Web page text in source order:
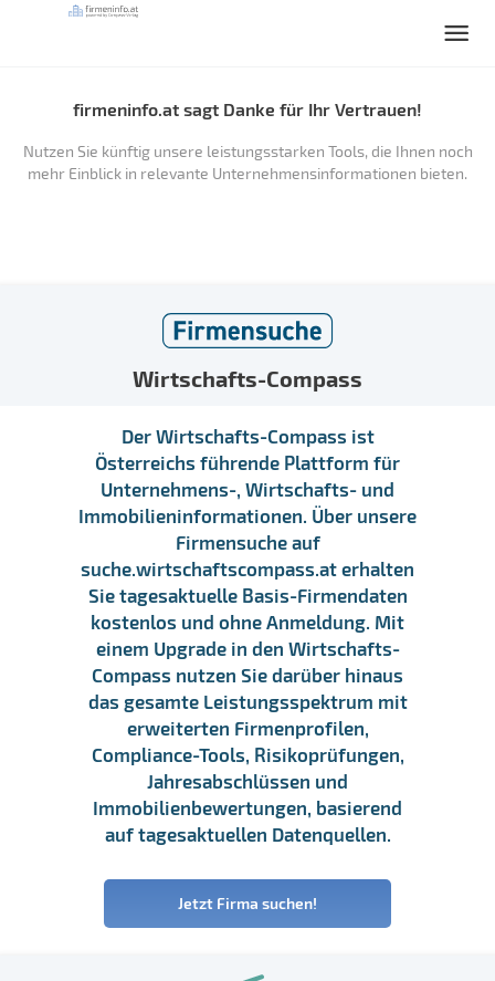
firmeninfo.at sagt Danke für Ihr Vertrauen!
Nutzen Sie künftig unsere leistungsstarken Tools, die Ihnen noch
mehr Einblick in relevante Unternehmensinformationen bieten.
Wirtschafts-Compass
Der Wirtschafts-Compass ist
Österreichs führende Plattform für
Unternehmens-, Wirtschafts- und
Immobilieninformationen. Über unsere
Firmensuche auf
suche.wirtschaftscompass.at erhalten
Sie tagesaktuelle Basis-Firmendaten
kostenlos und ohne Anmeldung. Mit
einem Upgrade in den Wirtschafts-
Compass nutzen Sie darüber hinaus
das gesamte Leistungsspektrum mit
erweiterten Firmenprofilen,
Compliance-Tools, Risikoprüfungen,
Jahresabschlüssen und
Immobilienbewertungen, basierend
auf tagesaktuellen Datenquellen.
Jetzt Firma suchen!